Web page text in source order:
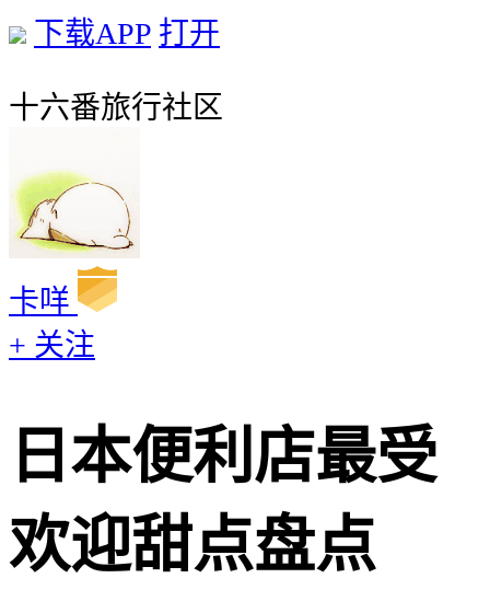
下载APP 打开
十六番旅行社区
卡咩
+ 关注
日本便利店最受
欢迎甜点盘点